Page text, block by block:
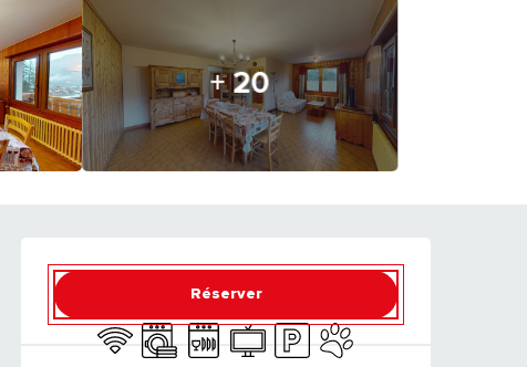
+ 20
OUVERTURE ET
Réserver
WiFi Lave lingeLave vaisselle
Télévision
ParkingAnimaux acceptés